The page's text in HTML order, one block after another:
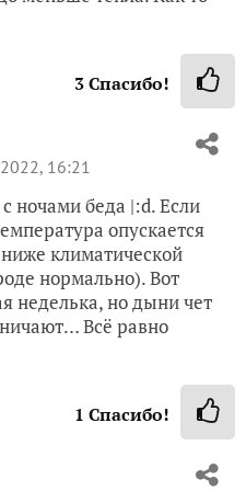
3Спасибо!
16:21
ночами беда |:d. Если
опускается
климатической
нормально). Вот
неделька, но дыни чет
Всё равно
1 Спасибо!